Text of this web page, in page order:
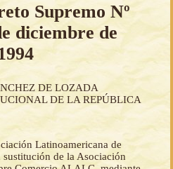
Supremo Nº
diciembre de
DE LOZADA
DE LA REPÚBLICA
Latinoamericana de
de la Asociación